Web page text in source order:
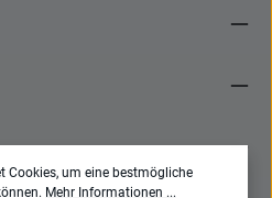
Cookies, um eine bestmögliche
Mehr Informationen ...